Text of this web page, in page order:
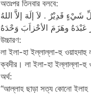
অতঃপর তিনবার বলবে:
قَدِيْرٌ . لاَ إلَهَ إلاَّ اللهُ
وهَزَمَ الأحْزاَبَ وَحْدَهُ
উচ্চারণ:
লা ইলা-হা ইল্লাল্লা-হু
ক্বদীর। লা ইলা-হা ইল্লাল্লা-হু
অর্থ:
“আল্লাহ ছাড়া সত্য কোনো